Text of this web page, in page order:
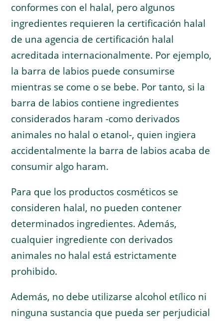
conformes con el halal, pero algunos
ingredientes requieren la certificación halal
de una agencia de certificación halal
acreditada internacionalmente. Por ejemplo,
la barra de labios puede consumirse
mientras se come o se bebe. Por tanto, si la
barra de labios contiene ingredientes
considerados haram -como derivados
animales no halal o etanol-, quien ingiera
accidentalmente la barra de labios acaba de
consumir algo haram.
Para que los productos cosméticos se
consideren halal, no pueden contener
determinados ingredientes. Además,
cualquier ingrediente con derivados
animales no halal está estrictamente
prohibido.
Además, no debe utilizarse alcohol etílico ni
ninguna sustancia que pueda ser perjudicial